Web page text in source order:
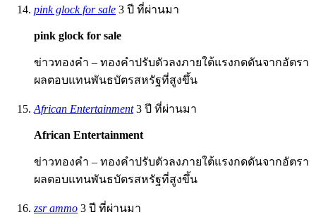
pink glock for sale 3 ปี ที่ผ่านมา
pink glock for sale
ข่าวทองคำ – ทองคำปรับตัวลงภายใต้แรงกดดันจากอัตรา
ผลตอบแทนพันธบัตรสหรัฐที่สูงขึ้น
African Entertainment 3 ปี ที่ผ่านมา
African Entertainment
ข่าวทองคำ – ทองคำปรับตัวลงภายใต้แรงกดดันจากอัตรา
ผลตอบแทนพันธบัตรสหรัฐที่สูงขึ้น
zsr ammo 3 ปี ที่ผ่านมา